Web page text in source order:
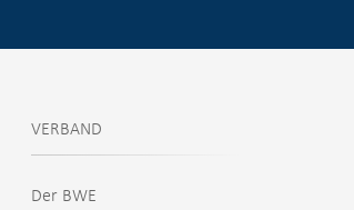
VERBAND
Der BWE